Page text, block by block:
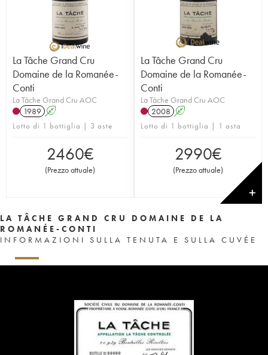
La Tâche Grand Cru
Domaine de la Romanée-
Conti
La Tâche Grand Cru AOC
1989 A
Lotto di 1 bottiglia | 3 aste
2460€
(Prezzo attuale)
La Tâche Grand Cru
Domaine de la Romanée-
Conti
La Tâche Grand Cru AOC
2008 A
Lotto di 1 bottiglia | 1 asta
2990€
(Prezzo attuale)
✕
LA TÂCHE GRAND CRU DOMAINE DE LA
ROMANÉE-CONTI
INFORMAZIONI SULLA TENUTA E SULLA CUVÉE